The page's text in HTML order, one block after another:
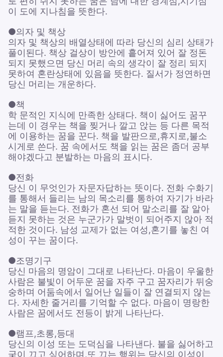
이 도에 지나침을 뜻한다.
●의자 및 책상
의자 및 책상의 배열상태에 따라 당신의 심리 상태가
풀이된다. 책상 걸상이 방안에 흩어져 있어 잘 정돈
되지 못했으면 당신 머리 속의 생각이 잘 정리 되지
못하여 혼란상태에 있음을 뜻한다. 질서가 정연하면
당신 머리는 개운하다.
●책
학 문적인 지식에 만족한 상태다. 책이 싫어도 꿈꾸
는데 이 경우는 책을 찢거나 깔고 앉는 등 다른 목적
에 이용하는 꿈을 꾼다. 책을 발판으로,휴지로,불소
시게로 쓴다. 꿈 속에서도 책을 읽는 꿈은 좀더 공부
해야겠다고 분발하는 마음의 표시다.
●전화
당신 이 무엇인가 자문자답하는 뜻이다. 전화 수화기
를 통해서 들리는 남의 목소리를 통하여 자기가 바라
는 말을 듣는다. 전화가 혼선 되어 말소리를 잘 알아
듣지 못하는 것은 누군가가 말벗이 되어주지 않아 적
적한 것이다. 남성 교제가 없는 여성,혼기를 놓친 여
성이 꾸는 꿈이다.
●조명기구
당신 마음의 명암이 그대로 나타난다. 마음이 우울한
사람은 불빛이 어두운 꿈을 자주 구고 꿈자리가 뒤숭
숭하며 어둠속에서 일어난 일들이 잘 연결되지 않는
다. 자세한 줄거리를 기억할 수 없다. 마음이 명랑한
사람은 꿈에서도 전등이 밝게 나타난다.
●램프,초롱,등대
당신의 이성 또는 도덕심을 나타낸다. 불을 싫어하고
궂이 끄고 싶어하며,또 끄는 행위는 당신의 이성이